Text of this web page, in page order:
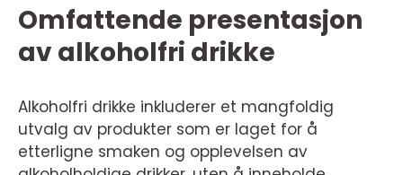
Omfattende presentasjon
av alkoholfri drikke
Alkoholfri drikke inkluderer et mangfoldig
utvalg av produkter som er laget for å
etterligne smaken og opplevelsen av